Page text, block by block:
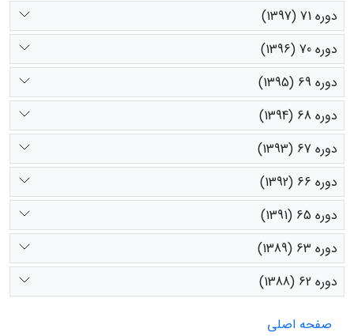
دوره 71 (1397)
دوره 70 (1396)
دوره 69 (1395)
دوره 68 (1394)
دوره 67 (1393)
دوره 66 (1392)
دوره 65 (1391)
دوره 63 (1389)
دوره 62 (1388)
صفحه اصلی